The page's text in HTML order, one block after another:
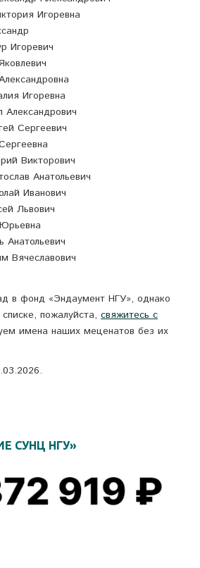
Игоревна
Игоревич
Игоревна
Сергеевич
Викторович
Анатольевич
Иванович
Львович
Анатольевич
Вячеславович
в фонд «Эндаумент НГУ», однако
пожалуйста, свяжитесь с
имена наших меценатов без их
СУНЦ НГУ»